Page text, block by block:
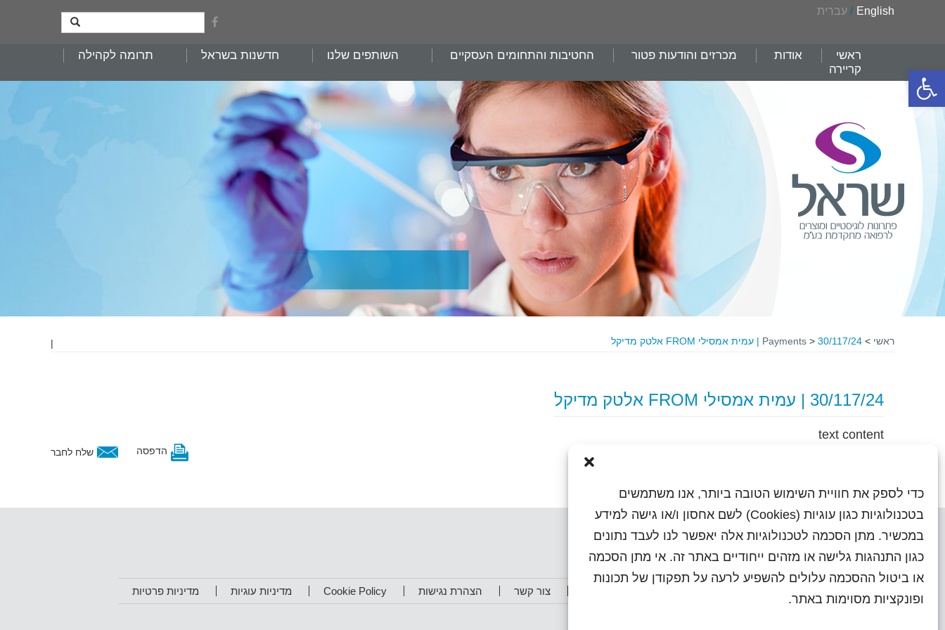
פתח סרגל נגישות
כדי לספק את חוויית השימוש הטובה ביותר, אנו משתמשים
בטכנולוגיות כגון עוגיות (Cookies) לשם אחסון ו/או גישה למידע
במכשיר. מתן הסכמה לטכנולוגיות אלה יאפשר לנו לעבד נתונים
כגון התנהגות גלישה או מזהים ייחודיים באתר זה. אי מתן הסכמה
או ביטול ההסכמה עלולים להשפיע לרעה על תפקודן של תכונות
ופונקציות מסוימות באתר.
English
/ עברית
ראשי אודות מכרזים והודעות פטור החטיבות והתחומים העסקיים השותפים שלנו חדשנות בשראל
תרומה לקהילה
קריירה
ראשי >
Payments > 30/117/24 | עמית אמסילי FROM אלטק מדיקל |
30/117/24 | עמית אמסילי FROM אלטק מדיקל
text content
שלח לחבר הדפסה
צור קשר הצהרת נגישות Cookie Policy מדיניות עוגיות מדיניות פרטיות